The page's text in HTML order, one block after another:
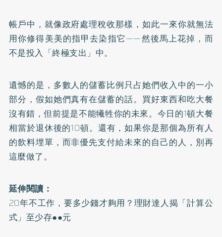
帳戶中，就像政府處理稅收那樣，如此一來你就無法
用你修得美美的指甲去染指它——然後馬上花掉，而
不是投入「終極支出」中。
遺憾的是，多數人的儲蓄比例只占她們收入中的一小
部分，假如她們真有在儲蓄的話。買好東西和吃大餐
沒有錯，但前提是不能犧牲你的未來。今日的1頓大餐
相當於退休後的10頓。還有，如果你是那個為所有人
的飲料埋單，而非優先支付給未來的自己的人，別再
這麼做了。
延伸閱讀：
20年不工作，要多少錢才夠用？理財達人揭「計算公
式」至少存●●元